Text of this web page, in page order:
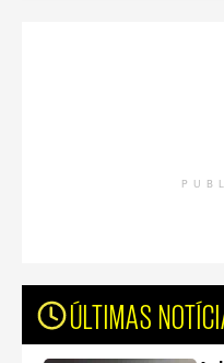
ÚLTIMAS